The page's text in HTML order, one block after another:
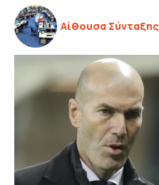
Αίθουσα Σύνταξης